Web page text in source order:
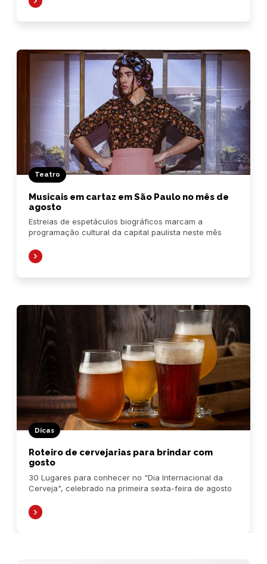
Teatro
Musicais em cartaz em São Paulo no mês de
agosto
Estreias de espetáculos biográficos marcam a
programação cultural da capital paulista neste mês
Dicas
Roteiro de cervejarias para brindar com
gosto
30 Lugares para conhecer no "Dia Internacional da
Cerveja", celebrado na primeira sexta-feira de agosto